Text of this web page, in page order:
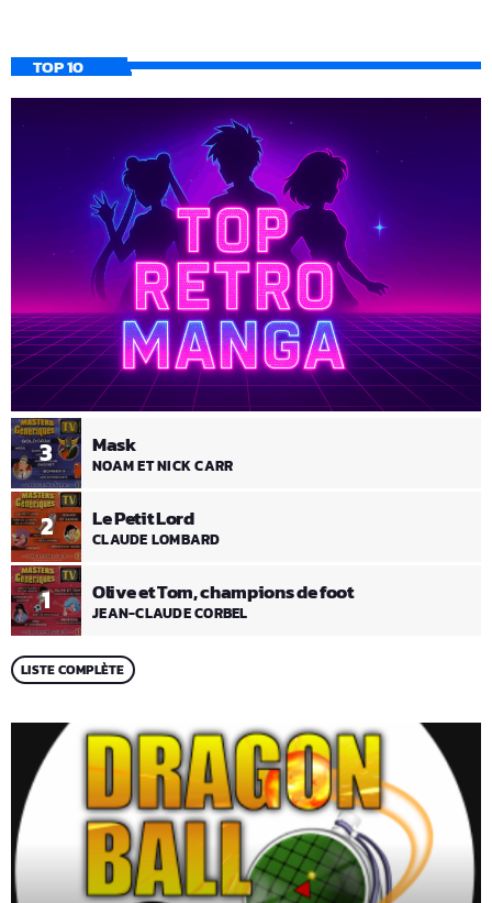
TOP 10
1 Olive et Tom, champions de foot
JEAN-CLAUDE CORBEL
2 Le Petit Lord
CLAUDE LOMBARD
3 Mask
NOAM ET NICK CARR
LISTE COMPLÈTE